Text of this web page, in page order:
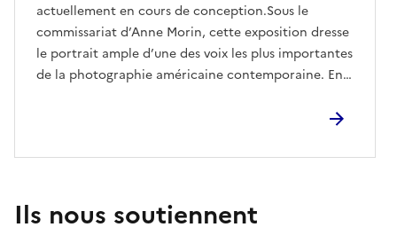
actuellement en cours de conception.Sous le
commissariat d’Anne Morin, cette exposition dresse
le portrait ample d’une des voix les plus importantes
de la photographie américaine contemporaine. En
ensemble d’œuvres iconiques et rarement
Ils nous soutiennent